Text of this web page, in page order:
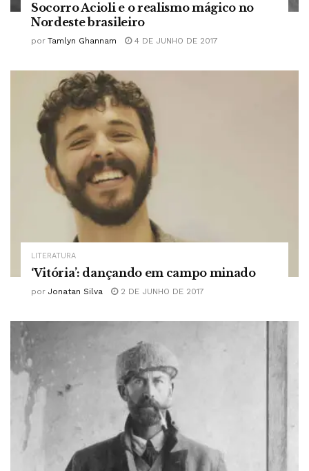
Socorro Acioli e o realismo mágico no
Nordeste brasileiro
por Tamlyn Ghannam 4 DE JUNHO DE 2017
LITERATURA
‘Vitória’: dançando em campo minado
por Jonatan Silva 2 DE JUNHO DE 2017